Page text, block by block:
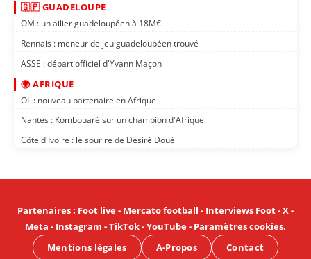
🇬🇵 GUADELOUPE
OM : un ailier guadeloupéen à 18M€
Rennais : meneur de jeu guadeloupéen trouvé
ASSE : départ officiel d'Yvann Maçon
🌍 AFRIQUE
OL : nouveau partenaire en Afrique
Nantes : Kombouaré sur un champion d'Afrique
Côte d'Ivoire : le sourire de Désiré Doué
Partenaires: Foot live- Mercato football - Interviews Foot-X-
Meta - Instagram -TikTok-YouTube- Paramètres cookies.
Mentions légales
A-Propos Contact